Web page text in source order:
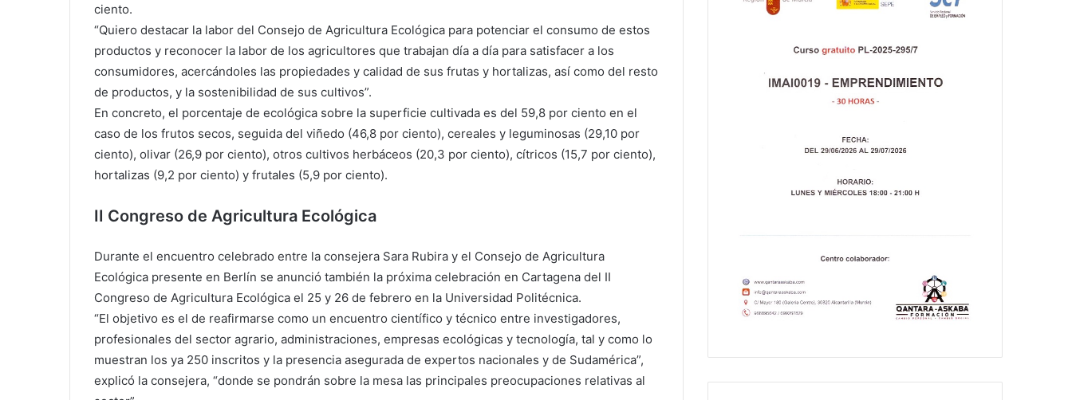
ciento.
“Quiero destacar la labor del Consejo de Agricultura Ecológica para potenciar el consumo de estos
productos y reconocer la labor de los agricultores que trabajan día a día para satisfacer a los
consumidores, acercándoles las propiedades y calidad de sus frutas y hortalizas, así como del resto
de productos, y la sostenibilidad de sus cultivos”.
En concreto, el porcentaje de ecológica sobre la superficie cultivada es del 59,8 por ciento en el
caso de los frutos secos, seguida del viñedo (46,8 por ciento), cereales y leguminosas (29,10 por
ciento), olivar (26,9 por ciento), otros cultivos herbáceos (20,3 por ciento), cítricos (15,7 por ciento),
hortalizas (9,2 por ciento) y frutales (5,9 por ciento).
II Congreso de Agricultura Ecológica
Durante el encuentro celebrado entre la consejera Sara Rubira y el Consejo de Agricultura
Ecológica presente en Berlín se anunció también la próxima celebración en Cartagena del II
Congreso de Agricultura Ecológica el 25 y 26 de febrero en la Universidad Politécnica.
“El objetivo es el de reafirmarse como un encuentro científico y técnico entre investigadores,
profesionales del sector agrario, administraciones, empresas ecológicas y tecnología, tal y como lo
muestran los ya 250 inscritos y la presencia asegurada de expertos nacionales y de Sudamérica”,
explicó la consejera, “donde se pondrán sobre la mesa las principales preocupaciones relativas al